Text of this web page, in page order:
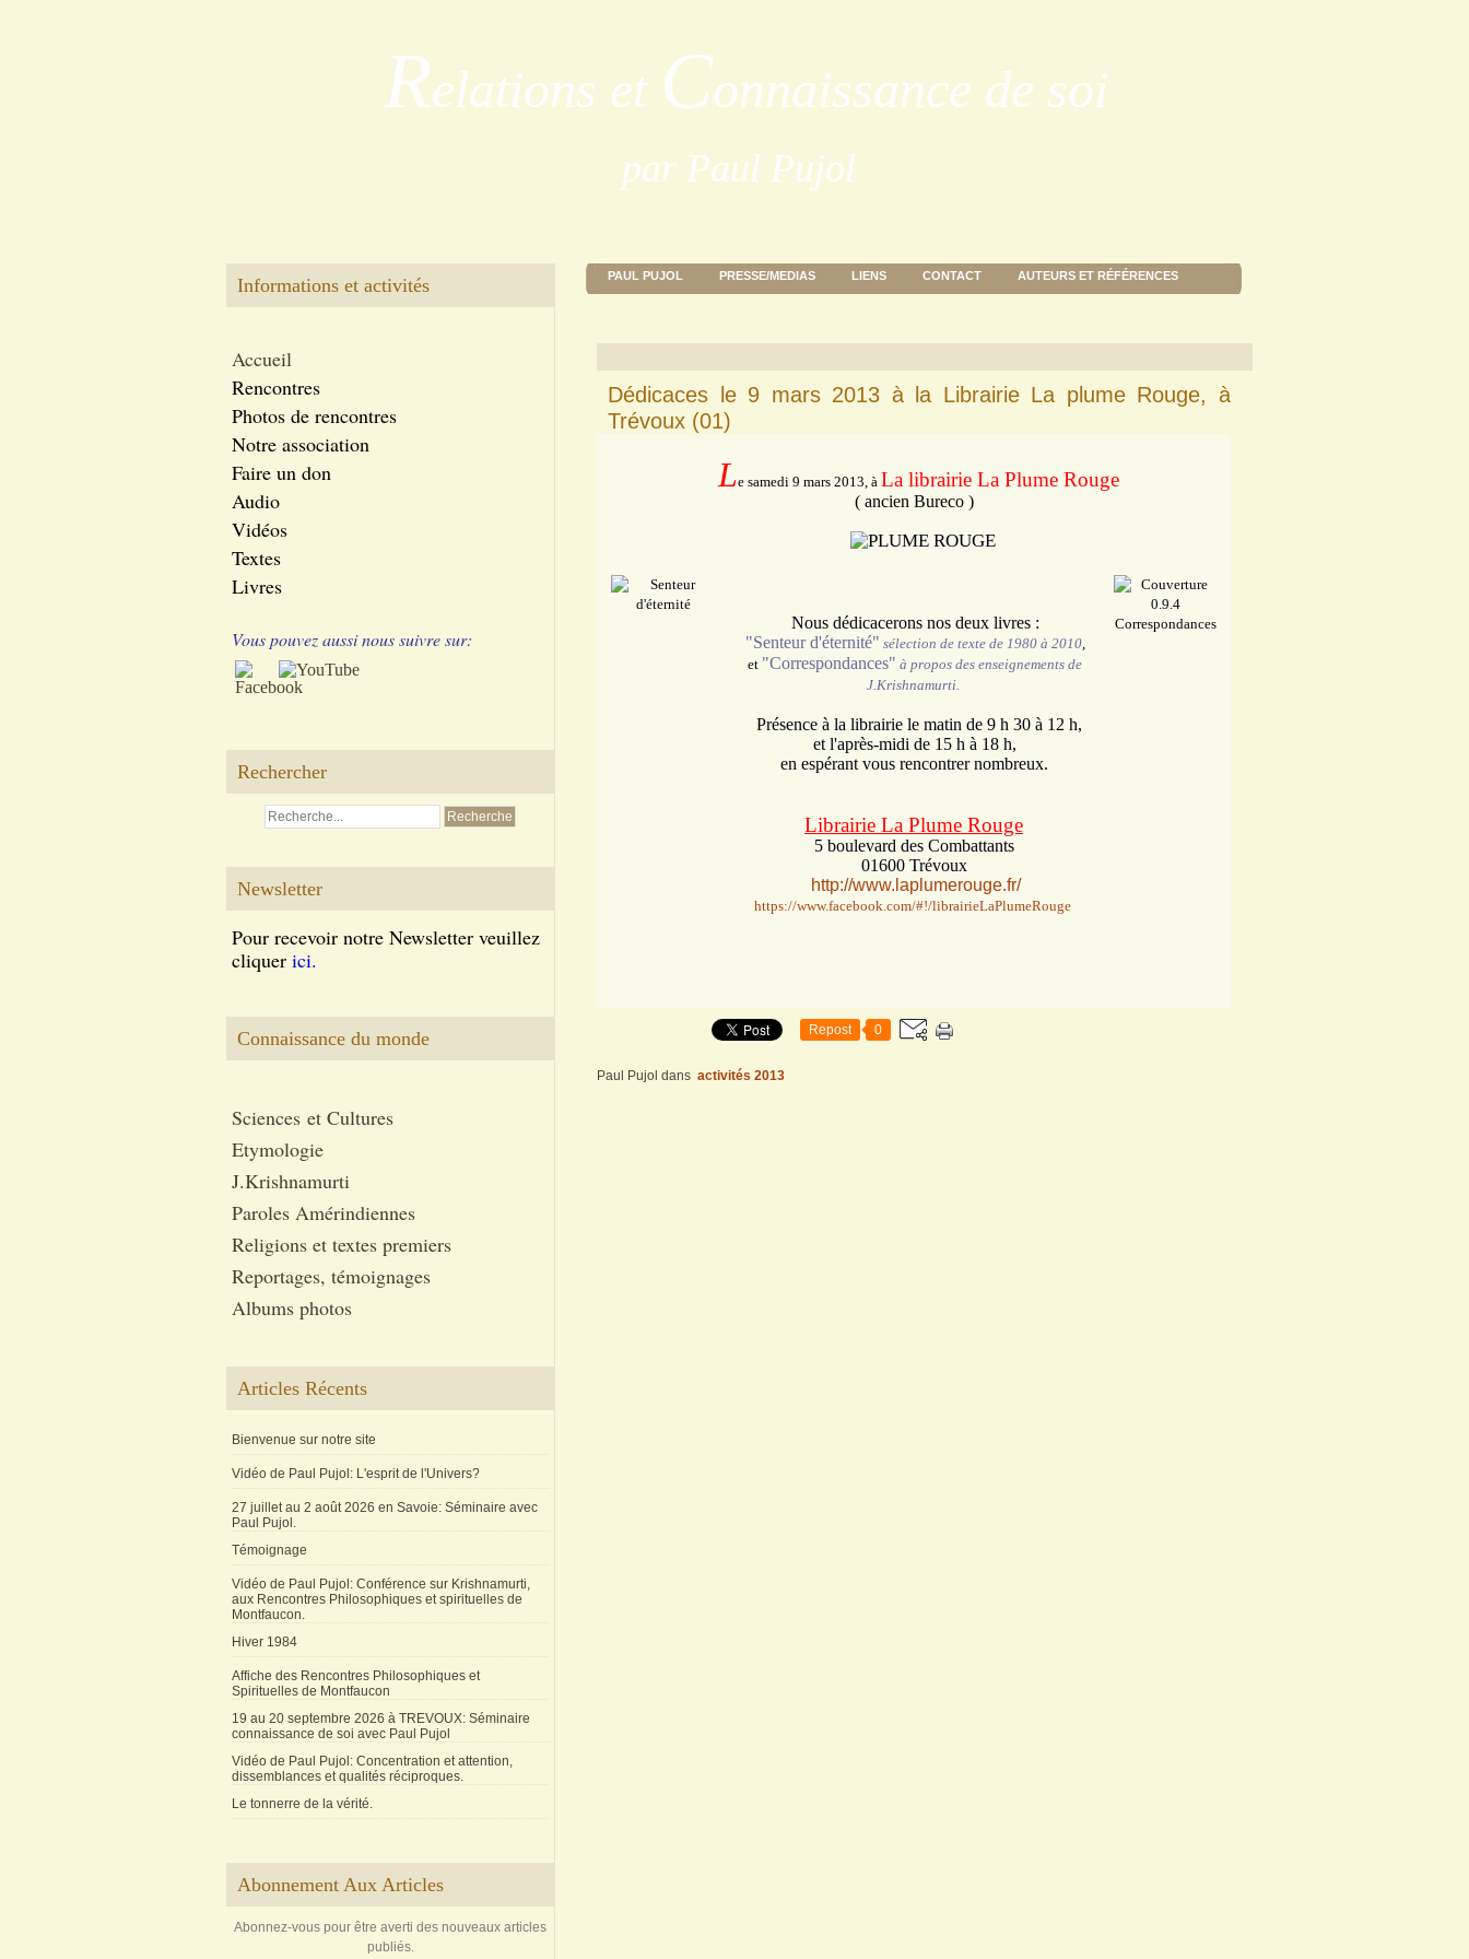
Relations et Connaissance de soi
par Paul Pujol
Informations et activités
Accueil
Rencontres
Photos de rencontres
Notre association
Faire un don
Audio
Vidéos
Textes
Livres
Vous pouvez aussi nous suivre sur:
Rechercher
Newsletter
Pour recevoir notre Newsletter veuillez
cliquer ici.
Connaissance du monde
Sciences et Cultures
Etymologie
J.Krishnamurti
Paroles Amérindiennes
Religions et textes premiers
Reportages, témoignages
Albums photos
Articles Récents
Bienvenue sur notre site
Vidéo de Paul Pujol: L'esprit de l'Univers?
27 juillet au 2 août 2026 en Savoie: Séminaire avec
Paul Pujol.
Témoignage
Vidéo de Paul Pujol: Conférence sur Krishnamurti,
aux Rencontres Philosophiques et spirituelles de
Montfaucon.
Hiver 1984
Affiche des Rencontres Philosophiques et
Spirituelles de Montfaucon
19 au 20 septembre 2026 à TREVOUX: Séminaire
connaissance de soi avec Paul Pujol
Vidéo de Paul Pujol: Concentration et attention,
dissemblances et qualités réciproques.
Le tonnerre de la vérité.
Abonnement Aux Articles
Abonnez-vous pour être averti des nouveaux articles
publiés.
PAUL PUJOL PRESSE/MEDIAS LIENS CONTACT AUTEURS ET RÉFÉRENCES
Dédicaces le 9 mars 2013 à la Librairie La plume Rouge, à
Trévoux (01)
Le samedi 9 mars 2013, à La librairie La Plume Rouge
( ancien Bureco )
Nous dédicacerons nos deux livres :
"Senteur d'éternité" sélection de texte de 1980 à 2010,
et "Correspondances" à propos des enseignements de
J.Krishnamurti.
Présence à la librairie le matin de 9 h 30 à 12 h,
et l'après-midi de 15 h à 18 h,
en espérant vous rencontrer nombreux.
Librairie La Plume Rouge
5 boulevard des Combattants
01600 Trévoux
http://www.laplumerouge.fr/
https://www.facebook.com/#!/librairieLaPlumeRouge
Repost 0
Paul Pujol dans activités 2013